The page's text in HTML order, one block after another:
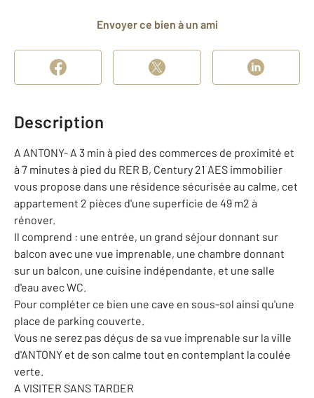
Envoyer ce bien à un ami
Description
A ANTONY- A 3 min à pied des commerces de proximité et
à 7 minutes à pied du RER B, Century 21 AES immobilier
vous propose dans une résidence sécurisée au calme, cet
appartement 2 pièces d'une superficie de 49 m2 à
rénover.
Il comprend : une entrée, un grand séjour donnant sur
balcon avec une vue imprenable, une chambre donnant
sur un balcon, une cuisine indépendante, et une salle
d'eau avec WC.
Pour compléter ce bien une cave en sous-sol ainsi qu'une
place de parking couverte.
Vous ne serez pas déçus de sa vue imprenable sur la ville
d'ANTONY et de son calme tout en contemplant la coulée
verte.
A VISITER SANS TARDER